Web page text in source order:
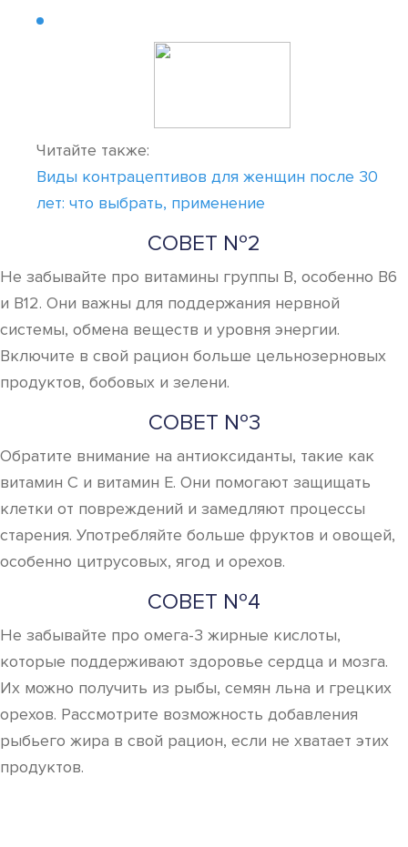
Читайте также:
Виды контрацептивов для женщин после 30
лет: что выбрать, применение
СОВЕТ №2
Не забывайте про витамины группы B, особенно B6
и B12. Они важны для поддержания нервной
системы, обмена веществ и уровня энергии.
Включите в свой рацион больше цельнозерновых
продуктов, бобовых и зелени.
СОВЕТ №3
Обратите внимание на антиоксиданты, такие как
витамин C и витамин E. Они помогают защищать
клетки от повреждений и замедляют процессы
старения. Употребляйте больше фруктов и овощей,
особенно цитрусовых, ягод и орехов.
СОВЕТ №4
Не забывайте про омега-3 жирные кислоты,
которые поддерживают здоровье сердца и мозга.
Их можно получить из рыбы, семян льна и грецких
орехов. Рассмотрите возможность добавления
рыбьего жира в свой рацион, если не хватает этих
продуктов.